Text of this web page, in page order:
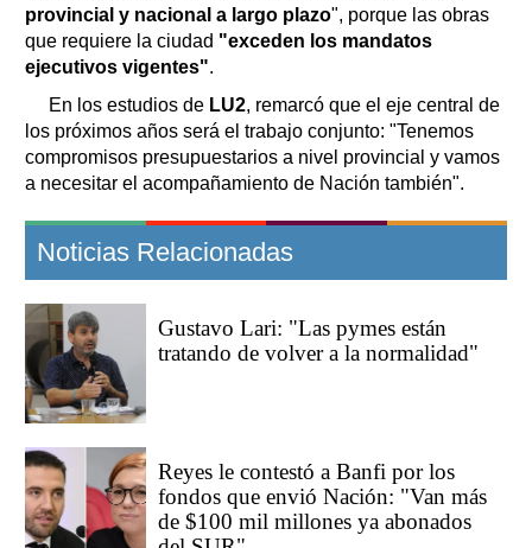
provincial y nacional a largo plazo", porque las obras
que requiere la ciudad "exceden los mandatos
ejecutivos vigentes".
En los estudios de LU2, remarcó que el eje central de
los próximos años será el trabajo conjunto: "Tenemos
compromisos presupuestarios a nivel provincial y vamos
a necesitar el acompañamiento de Nación también".
Noticias Relacionadas
Gustavo Lari: "Las pymes están
tratando de volver a la normalidad"
Reyes le contestó a Banfi por los
fondos que envió Nación: "Van más
de $100 mil millones ya abonados